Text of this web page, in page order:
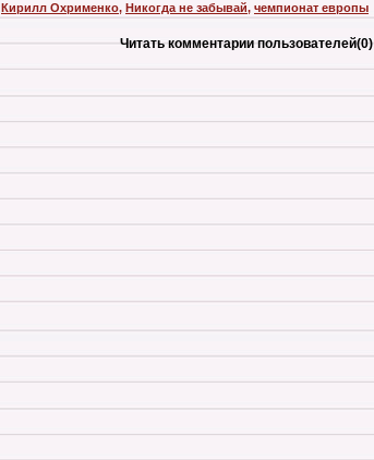
Кирилл Охрименко, Никогда не забывай, чемпионат европы
Читать комментарии пользователей(0)